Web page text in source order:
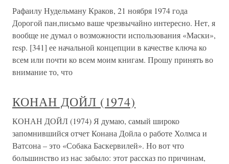
Рафаилу Нудельману Краков, 21 ноября 1974 года
Дорогой пан,письмо ваше чрезвычайно интересно. Нет, я
вообще не думал о возможности использования «Маски»,
resp. [341] ее начальной концепции в качестве ключа ко
всем или почти ко всем моим книгам. Прошу принять во
внимание то, что
КОНАН ДОЙЛ (1974)
КОНАН ДОЙЛ (1974) Я думаю, самый широко
запомнившийся отчет Конана Дойла о работе Холмса и
Ватсона – это «Собака Баскервилей». Но вот что
большинство из нас забыло: этот рассказ по причинам,